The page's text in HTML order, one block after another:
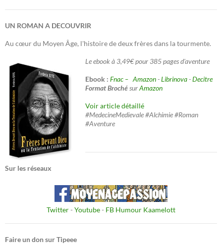
UN ROMAN A DECOUVRIR
Au cœur du Moyen Âge, l'histoire de deux frères dans la tourmente.
Le ebook à 3,49€ pour 385 pages d'aventure
Ebook : Fnac – Amazon-Librinova-Decitre
Format BrochésurAmazon
Voir article détaillé
#MedecineMedievale #Alchimie #Roman
#Aventure
Sur les réseaux
Twitter- Youtube- FB Humour Kaamelott
Faire un don sur Tipeee